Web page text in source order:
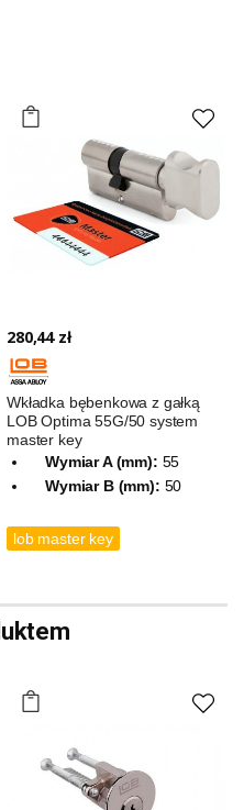
280,44 zł
Wkładka bębenkowa z gałką
LOB Optima 55G/50 system
master key
Wymiar A (mm): 55
Wymiar B (mm): 50
lob master key